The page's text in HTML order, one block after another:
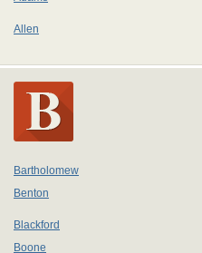
Allen
Bartholomew
Benton
Blackford
Boone